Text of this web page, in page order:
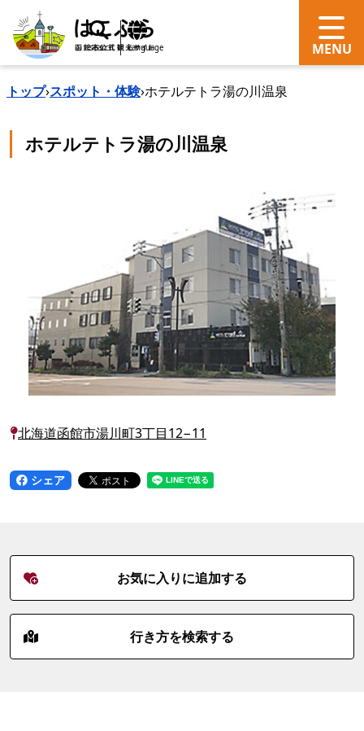
search Language
トップ›スポット・体験›ホテルテトラ湯の川温泉
ホテルテトラ湯の川温泉
北海道函館市湯川町3丁目12−11
シェア
お気に入りに追加する
行き方を検索する